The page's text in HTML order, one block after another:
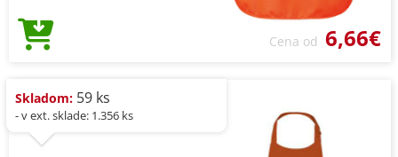
Cena od 6,66€
Skladom: 59 ks
- v ext. sklade: 1.356 ks